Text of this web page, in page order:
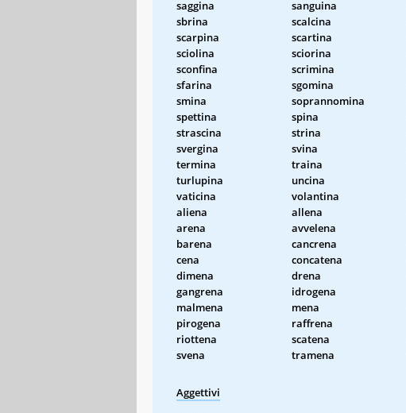
saggina
sanguina
sbrina
scalcina
scarpina
scartina
sciolina
sciorina
sconfina
scrimina
sfarina
sgomina
smina
soprannomina
spettina
spina
strascina
strina
svergina
svina
termina
traina
turlupina
uncina
vaticina
volantina
aliena
allena
arena
avvelena
barena
cancrena
cena
concatena
dimena
drena
gangrena
idrogena
malmena
mena
pirogena
raffrena
riottena
scatena
svena
tramena
Aggettivi